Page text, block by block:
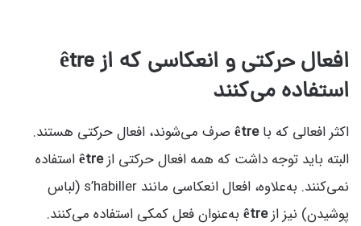
افعال حرکتی و انعکاسی که ازêtre
استفاده می‌کنند
اکثر افعالی که باêtre صرف می‌شوند، افعال حرکتی هستند.
البته باید توجه داشت که همه افعال حرکتی ازêtreاستفاده
نمی‌کنند. به‌علاوه، افعال انعکاسی مانند s’habiller (لباس
پوشیدن) نیز ازêtre به‌عنوان فعل کمکی استفاده می‌کنند.